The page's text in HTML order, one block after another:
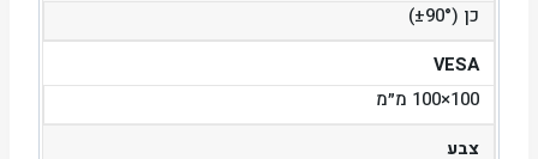
כן (±90°)
VESA
100×100 מ״מ
צבע